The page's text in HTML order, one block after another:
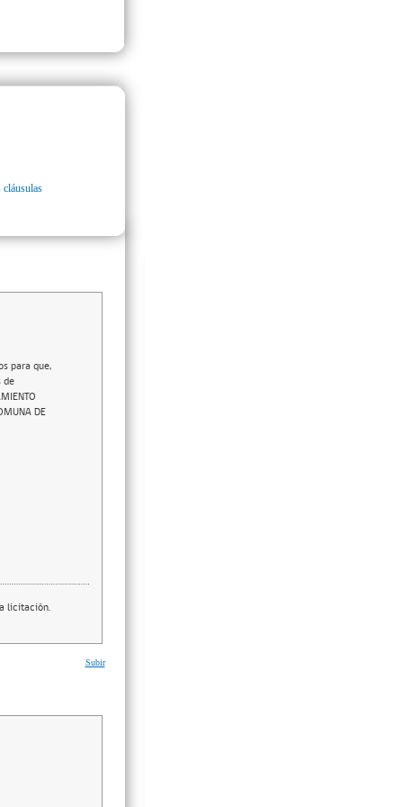
para que,
de
DE
licitación.
Subir